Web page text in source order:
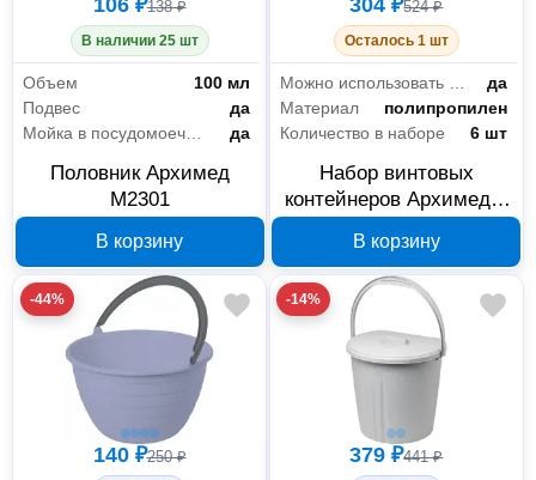
106 ₽138 ₽
В наличии 25 шт
Объем
100 мл
Подвес
да
да
Половник Архимед
М2301
В корзину
304 ₽524 ₽
Осталось 1 шт
Можно использовать в СВЧ
да
Материал
полипропилен
Количество в наборе
6 шт
Набор винтовых
контейнеров Архимед 1
В корзину
-44%
140 ₽250 ₽
-14%
379 ₽441 ₽